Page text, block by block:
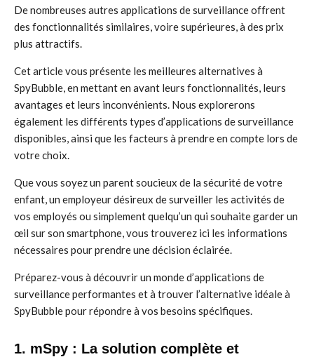
De nombreuses autres applications de surveillance offrent
des fonctionnalités similaires, voire supérieures, à des prix
plus attractifs.
Cet article vous présente les meilleures alternatives à
SpyBubble, en mettant en avant leurs fonctionnalités, leurs
avantages et leurs inconvénients. Nous explorerons
également les différents types d’applications de surveillance
disponibles, ainsi que les facteurs à prendre en compte lors de
votre choix.
Que vous soyez un parent soucieux de la sécurité de votre
enfant, un employeur désireux de surveiller les activités de
vos employés ou simplement quelqu’un qui souhaite garder un
œil sur son smartphone, vous trouverez ici les informations
nécessaires pour prendre une décision éclairée.
Préparez-vous à découvrir un monde d’applications de
surveillance performantes et à trouver l’alternative idéale à
SpyBubble pour répondre à vos besoins spécifiques.
1. mSpy : La solution complète et